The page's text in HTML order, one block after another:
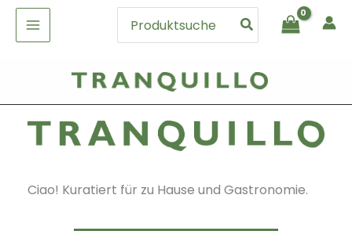
Inhalt
springen
Search
Ciao! Kuratiert für zu Hause und Gastronomie.